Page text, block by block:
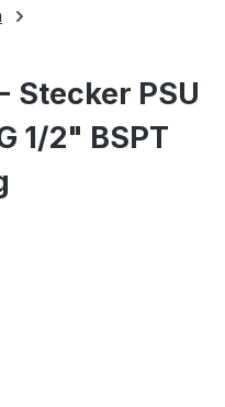
Stecker PSU
1/2" BSPT